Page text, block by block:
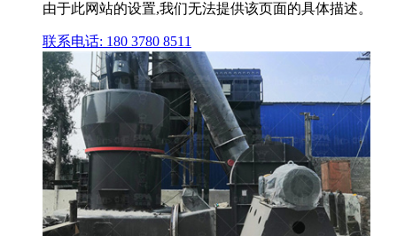
由于此网站的设置,我们无法提供该页面的具体描述。
联系电话: 180 3780 8511